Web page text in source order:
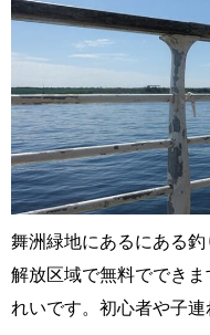
舞洲緑地にあるにある
解放区域で無料ででき
れいです。初心者や子連